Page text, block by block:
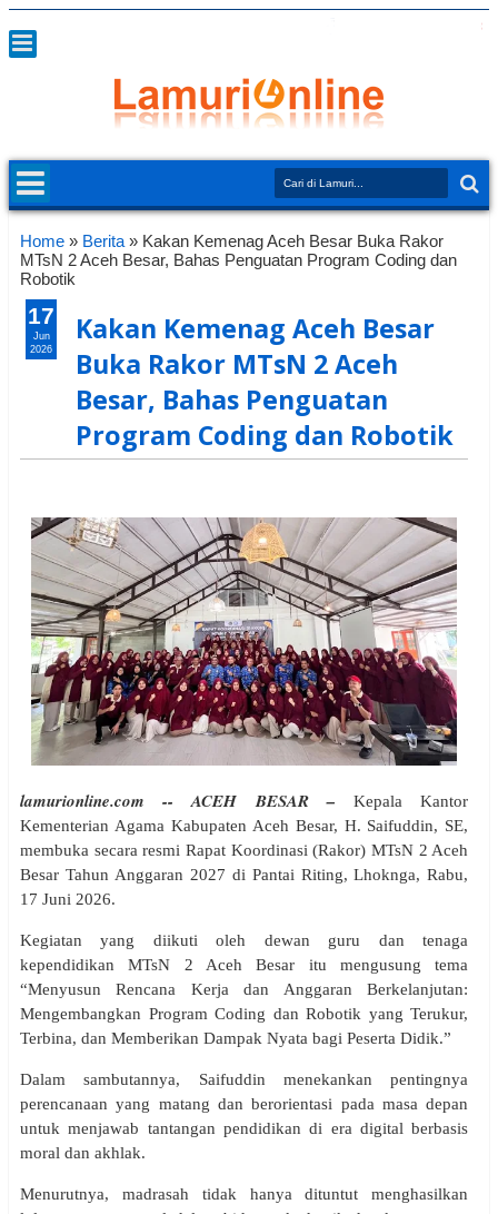
Home » Berita » Kakan Kemenag Aceh Besar Buka Rakor
MTsN 2 Aceh Besar, Bahas Penguatan Program Coding dan
Robotik
Kakan Kemenag Aceh Besar
Buka Rakor MTsN 2 Aceh
Besar, Bahas Penguatan
Program Coding dan Robotik
lamurionline.com -- ACEH BESAR –Kepala Kantor
Kementerian Agama Kabupaten Aceh Besar, H. Saifuddin, SE,
membuka secara resmi Rapat Koordinasi (Rakor) MTsN 2 Aceh
Besar Tahun Anggaran 2027 di Pantai Riting, Lhoknga, Rabu,
17 Juni 2026.
Kegiatan yang diikuti oleh dewan guru dan tenaga
kependidikan MTsN 2 Aceh Besar itu mengusung tema
“Menyusun Rencana Kerja dan Anggaran Berkelanjutan:
Mengembangkan Program Coding dan Robotik yang Terukur,
Terbina, dan Memberikan Dampak Nyata bagi Peserta Didik.”
Dalam sambutannya, Saifuddin menekankan pentingnya
perencanaan yang matang dan berorientasi pada masa depan
untuk menjawab tantangan pendidikan di era digital berbasis
moral dan akhlak.
Menurutnya, madrasah tidak hanya dituntut menghasilkan
17
Jun
2026